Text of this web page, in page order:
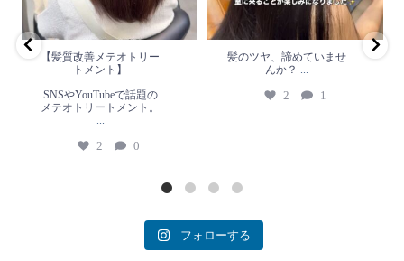
2 0
【髪質改善メテオトリー
トメント】
SNSやYouTubeで話題の
メテオトリートメント。
...
2 0
髪のツヤ、諦めていませ
んか？ ...
2 1
フォローする